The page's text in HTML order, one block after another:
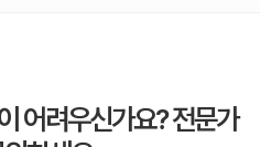
어려우신가요?전문가